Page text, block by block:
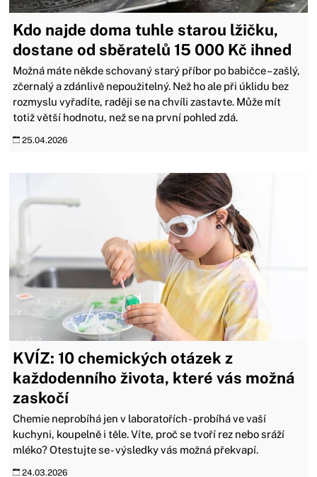
Kdo najde doma tuhle starou lžičku,
dostane od sběratelů 15 000 Kč ihned
Možná máte někde schovaný starý příbor po babičce – zašlý,
zčernalý a zdánlivě nepoužitelný. Než ho ale při úklidu bez
rozmyslu vyřadíte, raději se na chvíli zastavte. Může mít
totiž větší hodnotu, než se na první pohled zdá.
25.04.2026
KVÍZ: 10 chemických otázek z
každodenního života, které vás možná
zaskočí
Chemie neprobíhá jen v laboratořích - probíhá ve vaší
kuchyni, koupelně i těle. Víte, proč se tvoří rez nebo sráží
mléko? Otestujte se - výsledky vás možná překvapí.
24.03.2026